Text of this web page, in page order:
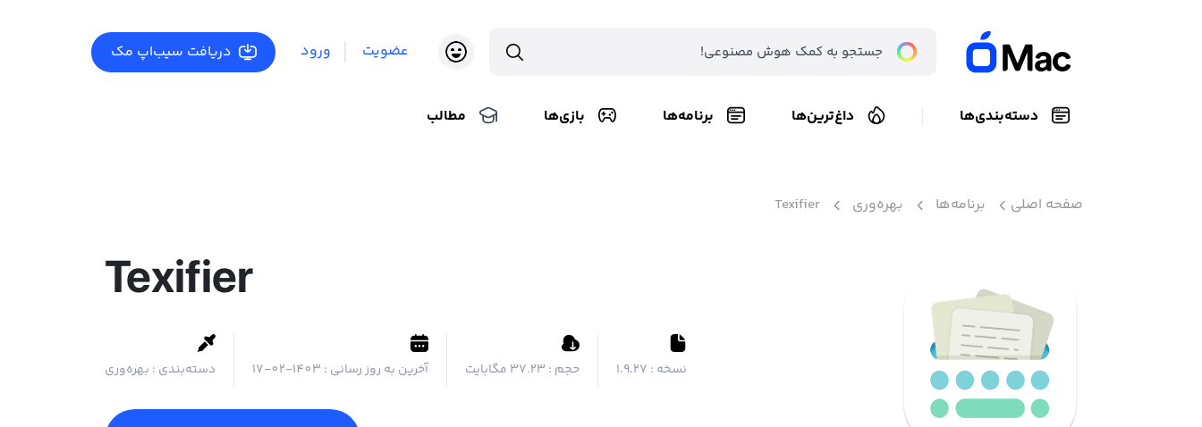
عضویت ورود دریافت سیب‌اپ مک
دسته‌بندی‌ها داغ‌ترین‌ها برنامه‌ها بازی‌ها مطالب
صفحه اصلی برنامه‌ها بهره‌وری Texifier
Texifier
نسخه : 1.9.27 حجم : ۳۷.۲۳ مگابایت آخرین به روز رسانی : 1403-02-17 دسته‌بندی : بهره‌وری